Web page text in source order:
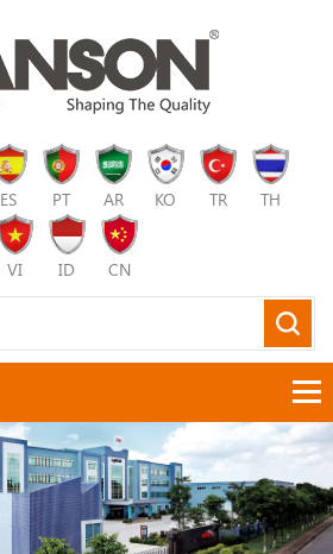
ES PT AR KO TR TH
VI ID CN